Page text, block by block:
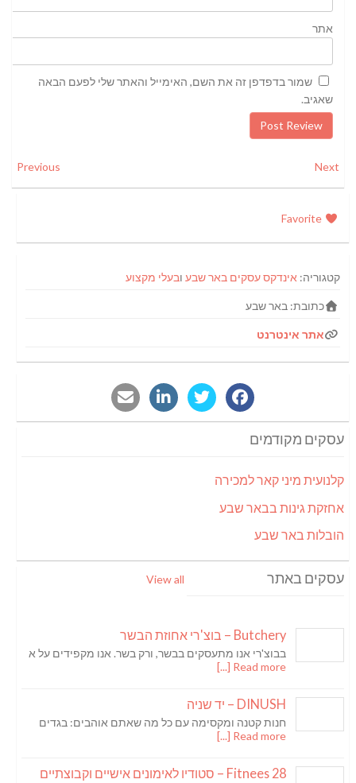
אתר
שמור בדפדפן זה את השם, האימייל והאתר שלי לפעם הבאה
שאגיב.
Previous Next
Favorite
קטגוריה: אינדקס עסקים באר שבעובעלי מקצוע
כתובת:באר שבע
אתר אינטרנט
עסקים מקודמים
קלנועית מיני קאר למכירה
אחזקת גינות בבאר שבע
הובלות באר שבע
עסקים באתר View all
Butchery – בוצ'רי אחוזת הבשר
בבוצ'רי אנו מתעסקים בבשר, ורק בשר. אנו מקפידים על א
Read more [...]
DINUSH – יד שניה
חנות קטנה ומקסימה עם כל מה שאתם אוהבים: בגדים
Read more [...]
Fitnees 28 – סטודיו לאימונים אישיים וקבוצתיים